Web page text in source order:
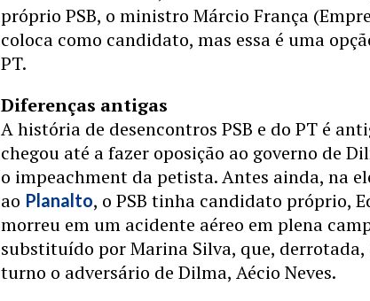
próprio PSB, o ministro Márcio França
coloca como candidato, mas essa é uma
PT.
Diferenças antigas
A história de desencontros PSB e do PT é
chegou até a fazer oposição ao governo de
o impeachment da petista. Antes ainda, na
ao Planalto, o PSB tinha candidato próprio,
morreu em um acidente aéreo em plena
substituído por Marina Silva, que, derrotada,
turno o adversário de Dilma, Aécio Neves.